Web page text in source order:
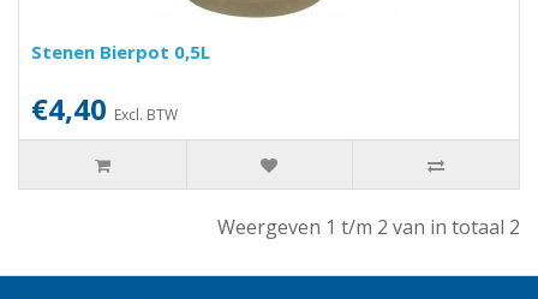
Stenen Bierpot 0,5L
€4,40 Excl. BTW
Weergeven 1 t/m 2 van in totaal 2